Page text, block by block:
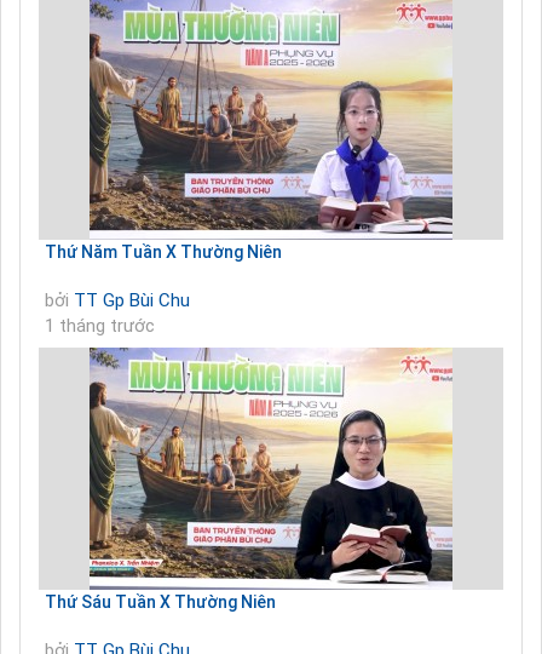
Thứ Năm Tuần X Thường Niên
bởi TT Gp Bùi Chu
1 tháng trước
Thứ Sáu Tuần X Thường Niên